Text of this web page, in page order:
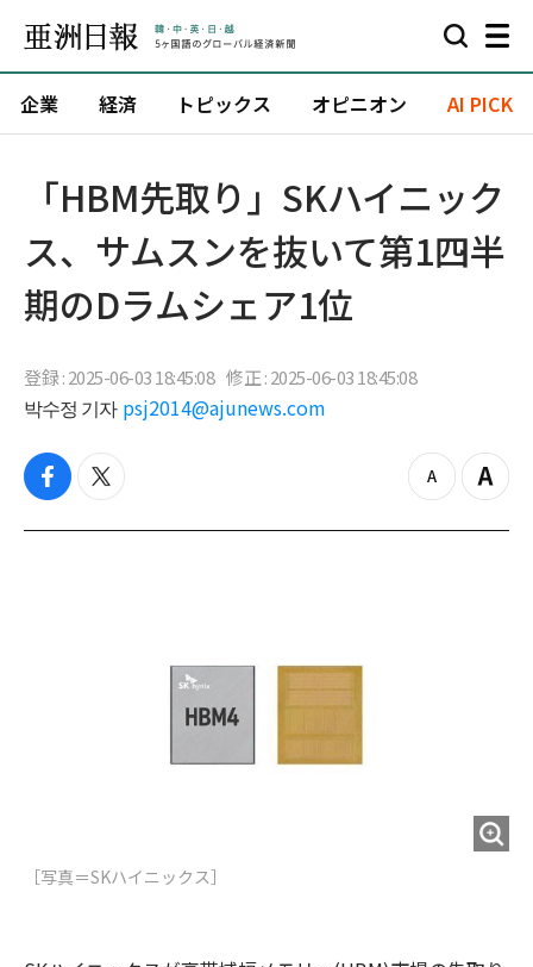
企業 経済 トピックス オピニオン AI PICK
「HBM先取り」SKハイニック
ス、サムスンを抜いて第1四半
期のDラムシェア1位
登録 : 2025-06-03 18:45:08 修正 : 2025-06-03 18:45:08
박수정 기자 psj2014@ajunews.com
f
c
t
i
z
o
Z
o
［写真＝SKハイニックス］